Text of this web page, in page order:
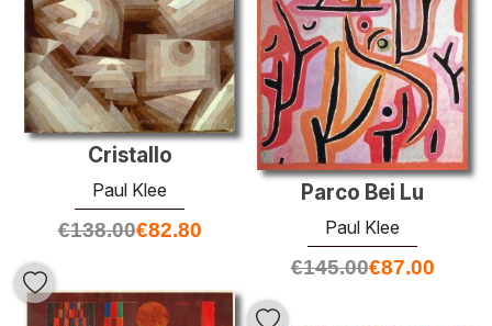
Cristallo
Paul Klee
€138.00€82.80
Parco Bei Lu
Paul Klee
€145.00€87.00